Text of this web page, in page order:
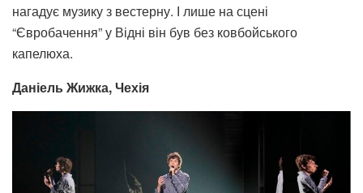
нагадує музику з вестерну. І лише на сцені
“Євробачення” у Відні він був без ковбойського
капелюха.
Даніель Жижка, Чехія